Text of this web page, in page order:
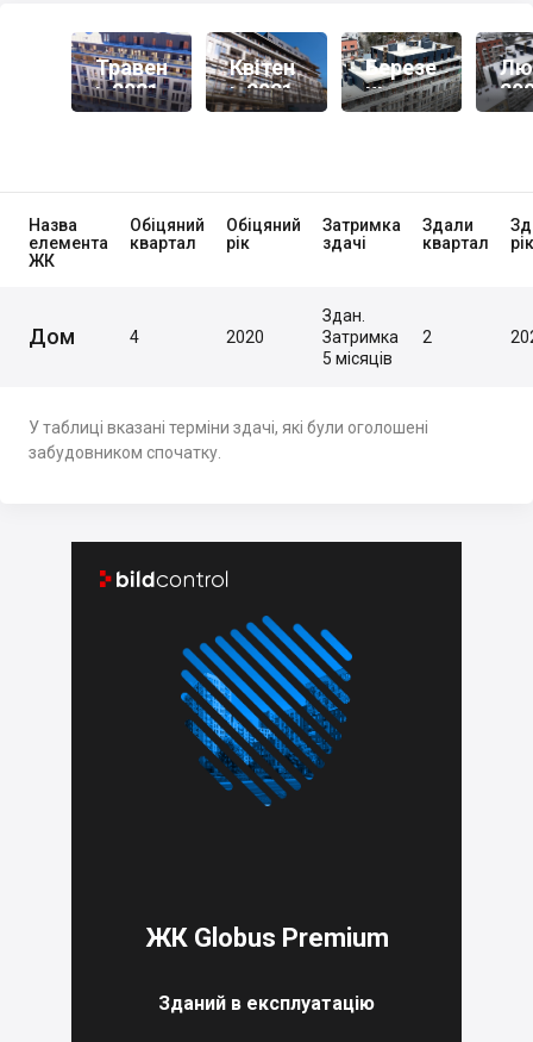
Травен
Ь 2021
Квітен
Ь 2021
Березе
Нь
2021
Назва
елемента
ЖК
Обіцяний
квартал
Обіцяний
рік
Затримка
здачі
Здали
квартал
рік
Дом 4 2020
Здан.
Затримка
5 місяців
2
У таблиці вказані терміни здачі, які були оголошені
забудовником спочатку.
 
ЖК Globus Premium
Зданий в експлуатацію